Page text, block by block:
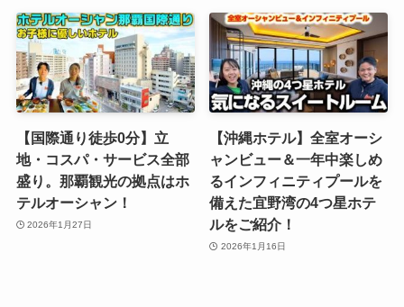
【国際通り徒歩0分】立
地・コスパ・サービス全部
盛り。那覇観光の拠点はホ
テルオーシャン！
2026年1月27日
【沖縄ホテル】全室オーシ
ャンビュー＆一年中楽しめ
るインフィニティプールを
備えた宜野湾の4つ星ホテ
ルをご紹介！
2026年1月16日